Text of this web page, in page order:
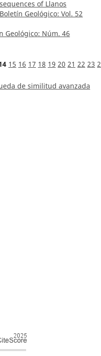
of Llanos
Boletín Geológico: Vol. 52
Geológico: Núm. 46
15 16 17 18 19 20 21 22 23
de similitud avanzada